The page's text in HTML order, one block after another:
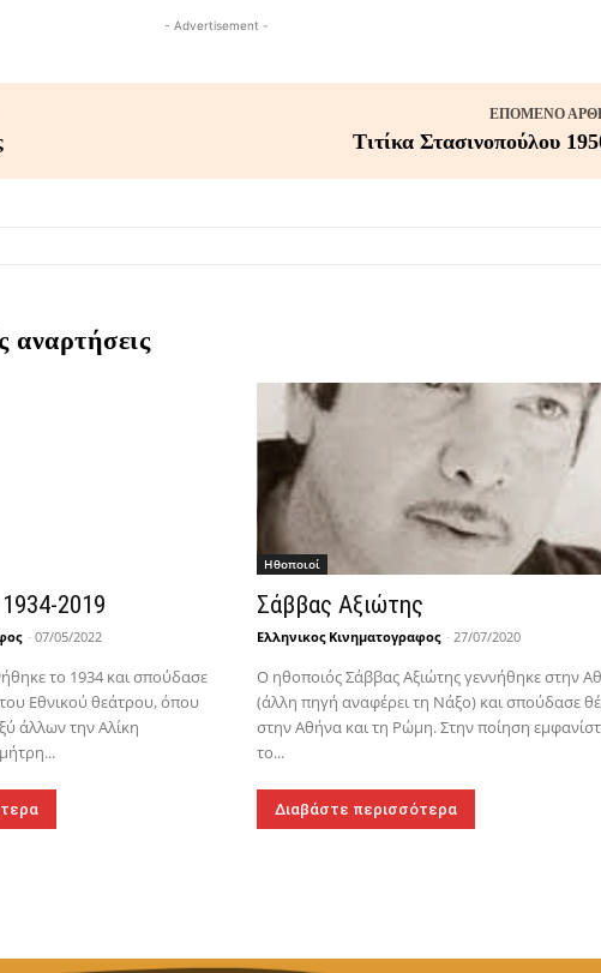
- Advertisement -
ΕΠΌΜΕΝΟ
Τιτίκα Στασινοπούλου
αναρτήσεις
2019
- 07/05/2022
το 1934 και σπούδασε
Εθνικού θεάτρου, όπου
άλλων την Αλίκη
Hθοποιοί
Σάββας Αξιώτης
Ελληνικος Κινηματογραφος - 27/07/2020
Ο ηθοποιός Σάββας Αξιώτης γεννήθηκε στην
(άλλη πηγή αναφέρει τη Νάξο) και σπούδασε
στην Αθήνα και τη Ρώμη. Στην ποίηση
το...
Διαβάστε περισσότερα